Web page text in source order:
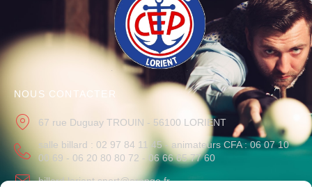
NOUS CONTACTER
67 rue Duguay TROUIN - 56100 LORIENT
salle billard : 02 97 84 11 45 - animateurs CFA : 06 07 10
00 69 - 06 20 80 80 72 - 06 66 65 77 60
billard.lorient.sport@orange.fr